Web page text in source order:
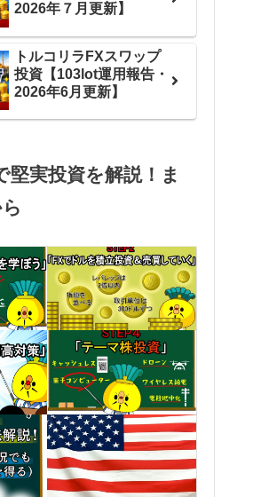
2026年７月更新】
トルコリラFXスワップ
投資【103lot運用報告・
2026年6月更新】
堅実投資を解説！ま